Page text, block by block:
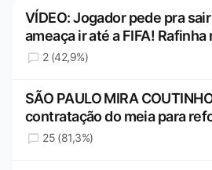
VÍDEO: Jogador pede pra
ameaça ir até a FIFA!
2 (42,9%)
SÃO PAULO MIRA
contratação do meia para
25 (81,3%)